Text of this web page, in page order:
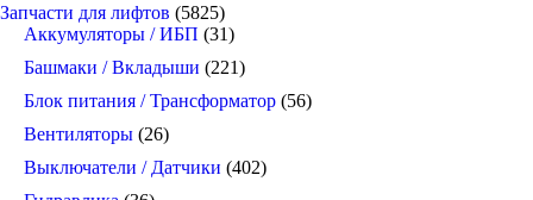
Запчасти для лифтов (5825)
Аккумуляторы / ИБП (31)
Башмаки / Вкладыши (221)
Блок питания / Трансформатор (56)
Вентиляторы (26)
Выключатели / Датчики (402)